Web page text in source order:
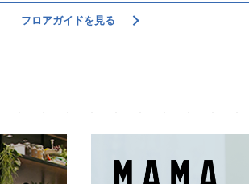
フロアガイドを見る